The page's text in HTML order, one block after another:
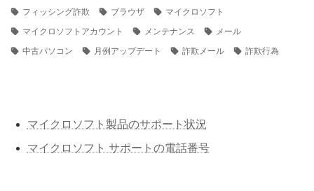
フィッシング詐欺
ブラウザ
マイクロソフト
マイクロソフトアカウント
メンテナンス
メール
中古パソコン
月例アップデート 詐欺メール 詐欺行為
マイクロソフト製品のサポート状況
マイクロソフト サポートの電話番号